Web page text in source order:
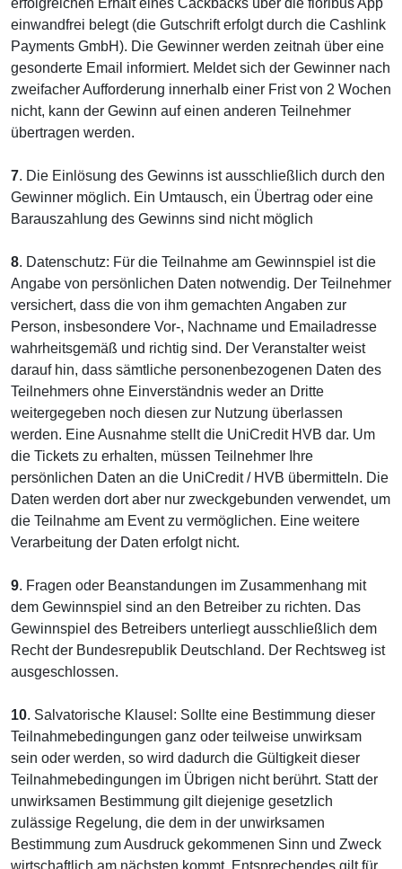
erfolgreichen Erhalt eines Cackbacks über die floribus App
einwandfrei belegt (die Gutschrift erfolgt durch die Cashlink
Payments GmbH). Die Gewinner werden zeitnah über eine
gesonderte Email informiert. Meldet sich der Gewinner nach
zweifacher Aufforderung innerhalb einer Frist von 2 Wochen
nicht, kann der Gewinn auf einen anderen Teilnehmer
übertragen werden.
7. Die Einlösung des Gewinns ist ausschließlich durch den
Gewinner möglich. Ein Umtausch, ein Übertrag oder eine
Barauszahlung des Gewinns sind nicht möglich
8. Datenschutz: Für die Teilnahme am Gewinnspiel ist die
Angabe von persönlichen Daten notwendig. Der Teilnehmer
versichert, dass die von ihm gemachten Angaben zur
Person, insbesondere Vor-, Nachname und Emailadresse
wahrheitsgemäß und richtig sind. Der Veranstalter weist
darauf hin, dass sämtliche personenbezogenen Daten des
Teilnehmers ohne Einverständnis weder an Dritte
weitergegeben noch diesen zur Nutzung überlassen
werden. Eine Ausnahme stellt die UniCredit HVB dar. Um
die Tickets zu erhalten, müssen Teilnehmer Ihre
persönlichen Daten an die UniCredit / HVB übermitteln. Die
Daten werden dort aber nur zweckgebunden verwendet, um
die Teilnahme am Event zu vermöglichen. Eine weitere
Verarbeitung der Daten erfolgt nicht.
9. Fragen oder Beanstandungen im Zusammenhang mit
dem Gewinnspiel sind an den Betreiber zu richten. Das
Gewinnspiel des Betreibers unterliegt ausschließlich dem
Recht der Bundesrepublik Deutschland. Der Rechtsweg ist
ausgeschlossen.
10. Salvatorische Klausel: Sollte eine Bestimmung dieser
Teilnahmebedingungen ganz oder teilweise unwirksam
sein oder werden, so wird dadurch die Gültigkeit dieser
Teilnahmebedingungen im Übrigen nicht berührt. Statt der
unwirksamen Bestimmung gilt diejenige gesetzlich
zulässige Regelung, die dem in der unwirksamen
Bestimmung zum Ausdruck gekommenen Sinn und Zweck
wirtschaftlich am nächsten kommt. Entsprechendes gilt für